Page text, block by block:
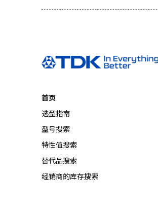
首页
选型指南
型号搜索
特性值搜索
替代品搜索
经销商的库存搜索